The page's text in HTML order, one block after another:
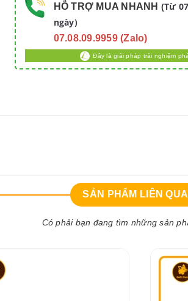
HỖ TRỢ MUA NHANH (Từ
ngày)
07.08.09.9959 (Zalo)
Đây là giải pháp trải nghiệm
SẢN PHẨM LIÊN
Có phải bạn đang tìm những sản